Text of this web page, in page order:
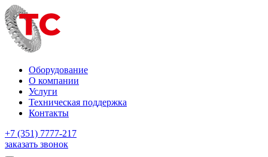
Оборудование
О компании
Услуги
Техническая поддержка
Контакты
+7 (351) 7777-217
заказать звонок